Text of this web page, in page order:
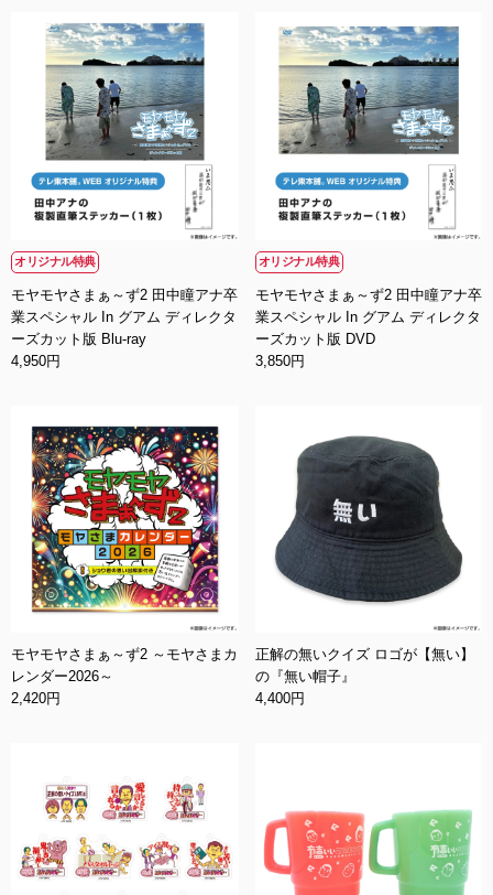
オリジナル特典
モヤモヤさまぁ～ず2 田中瞳アナ卒
業スペシャル In グアム ディレクタ
ーズカット版 Blu-ray
4,950円
オリジナル特典
モヤモヤさまぁ～ず2 田中瞳アナ卒
業スペシャル In グアム ディレクタ
ーズカット版 DVD
3,850円
モヤモヤさまぁ～ず2 ～モヤさまカ
レンダー2026～
2,420円
正解の無いクイズ ロゴが【無い】
の『無い帽子』
4,400円